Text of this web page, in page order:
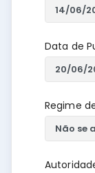
Data de
Regime